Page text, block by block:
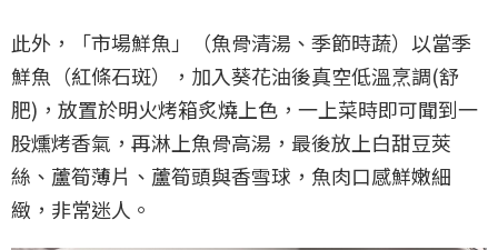
此外，「市場鮮魚」（魚骨清湯、季節時蔬）以當季
鮮魚（紅條石斑），加入葵花油後真空低溫烹調(舒
肥)，放置於明火烤箱炙燒上色，一上菜時即可聞到一
股燻烤香氣，再淋上魚骨高湯，最後放上白甜豆莢
絲、蘆筍薄片、蘆筍頭與香雪球，魚肉口感鮮嫩細
緻，非常迷人。